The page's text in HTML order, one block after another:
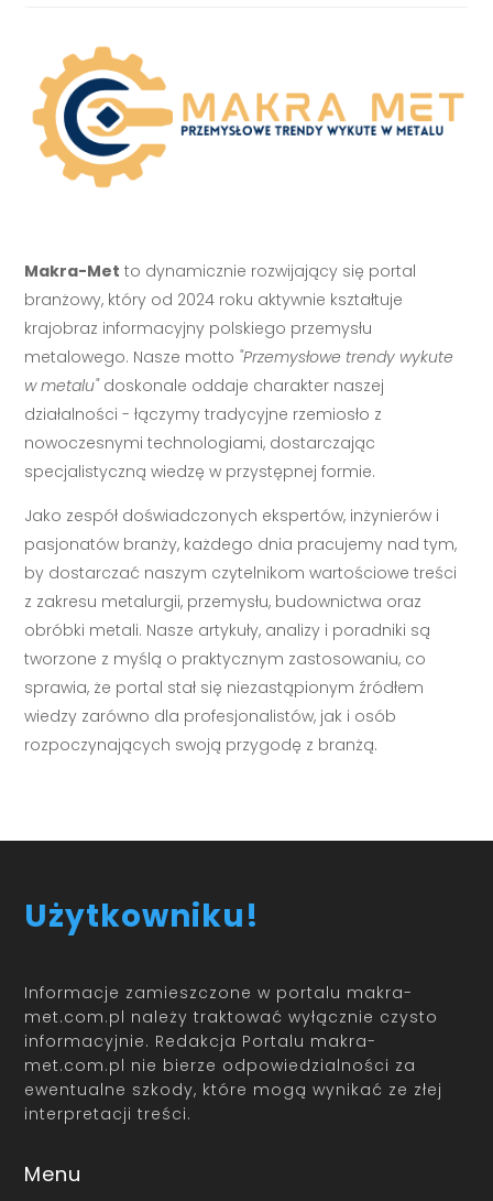
Makra-Met to dynamicznie rozwijający się portal
branżowy, który od 2024 roku aktywnie kształtuje
krajobraz informacyjny polskiego przemysłu
metalowego. Nasze motto "Przemysłowe trendy wykute
w metalu"doskonale oddaje charakter naszej
działalności - łączymy tradycyjne rzemiosło z
nowoczesnymi technologiami, dostarczając
specjalistyczną wiedzę w przystępnej formie.
Jako zespół doświadczonych ekspertów, inżynierów i
pasjonatów branży, każdego dnia pracujemy nad tym,
by dostarczać naszym czytelnikom wartościowe treści
z zakresu metalurgii, przemysłu, budownictwa oraz
obróbki metali. Nasze artykuły, analizy i poradniki są
tworzone z myślą o praktycznym zastosowaniu, co
sprawia, że portal stał się niezastąpionym źródłem
wiedzy zarówno dla profesjonalistów, jak i osób
rozpoczynających swoją przygodę z branżą.
Użytkowniku!
Informacje zamieszczone w portalu makra-
met.com.pl należy traktować wyłącznie czysto
informacyjnie. Redakcja Portalu makra-
met.com.pl nie bierze odpowiedzialności za
ewentualne szkody, które mogą wynikać ze złej
interpretacji treści.
Menu